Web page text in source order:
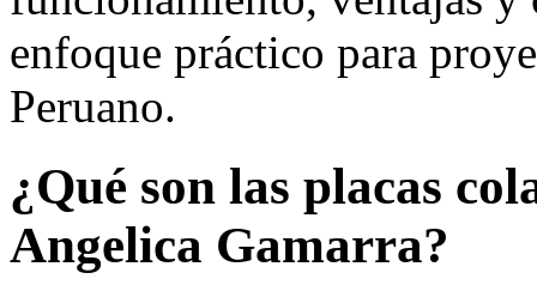
enfoque práctico para
Peruano.
¿Qué son las placas
Angelica Gamarra?